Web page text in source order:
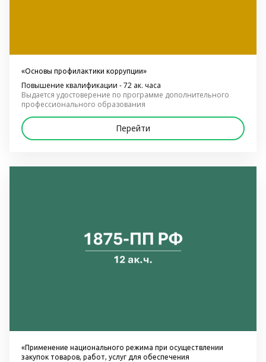
«Основы профилактики коррупции»
Повышение квалификации - 72 ак. часа
Выдается удостоверение по программе дополнительного
профессионального образования
Перейти
«Применение национального режима при осуществлении
закупок товаров, работ, услуг для обеспечения